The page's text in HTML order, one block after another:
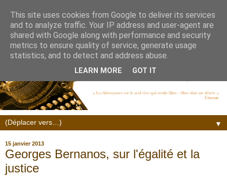
▼
15 janvier 2013
Georges Bernanos, sur l'égalité et la
justice
This site uses cookies from Google to deliver its services
and to analyze traffic. Your IP address and user-agent are
shared with Google along with performance and security
metrics to ensure quality of service, generate usage
statistics, and to detect and address abuse.
LEARN MORE GOT IT